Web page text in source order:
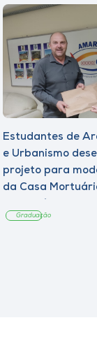
Estudantes de
e Urbanismo
projeto para
da Casa
Graduação